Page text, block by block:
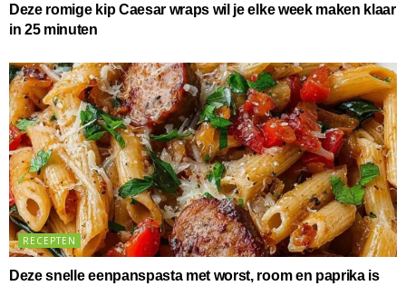
Deze romige kip Caesar wraps wil je elke week maken klaar
in 25 minuten
RECEPTEN
Deze snelle eenpanspasta met worst, room en paprika is